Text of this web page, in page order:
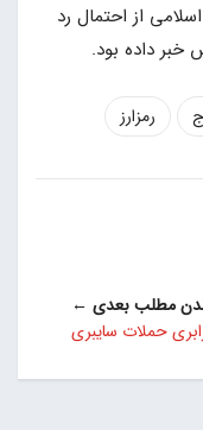
از احتمال رد
داده بود.
رمزارز
مطلب بعدی ←
حملات سایبری